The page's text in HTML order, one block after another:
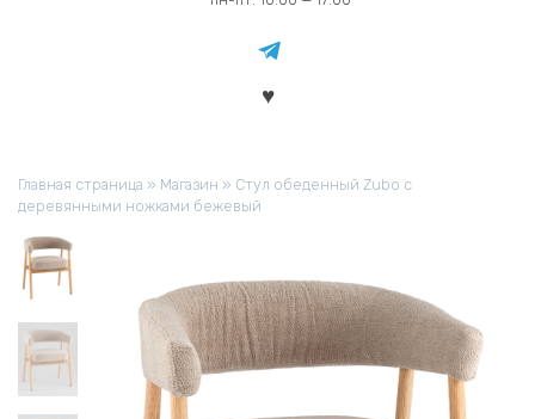
Главная страница » Магазин » Стул обеденный Zubo с
деревянными ножками бежевый